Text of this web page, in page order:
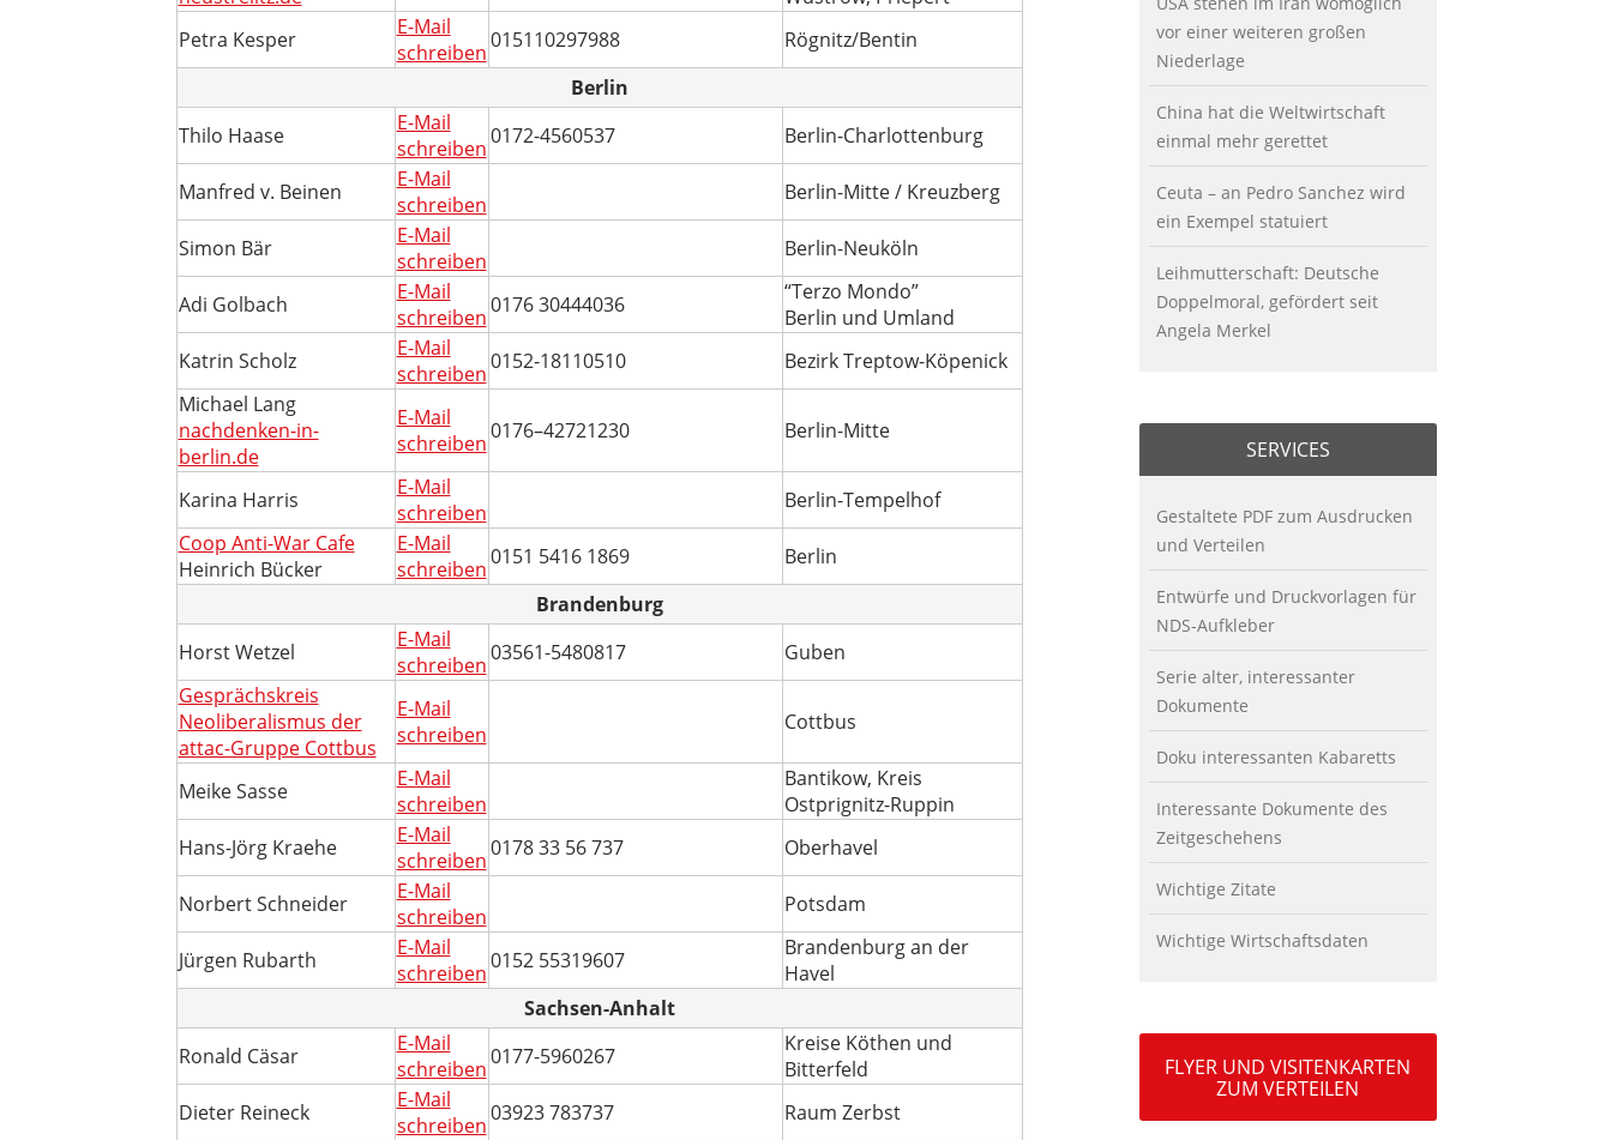
Petra Kesper
E-Mail
schreiben015110297988
Rögnitz/Bentin
Berlin
Thilo Haase
E-Mail
schreiben0172-4560537 Berlin-Charlottenburg
Manfred v. Beinen
E-Mail
schreiben
Berlin-Mitte / Kreuzberg
Simon Bär
E-Mail
schreiben
Berlin-Neuköln
Adi Golbach
E-Mail
schreiben0176 30444036
“Terzo Mondo”
Berlin und Umland
Katrin Scholz
E-Mail
schreiben0152-18110510
Bezirk Treptow-Köpenick
Michael Lang
nachdenken-in-
berlin.de
E-Mail
schreiben0176–42721230 Berlin-Mitte
Karina Harris
E-Mail
schreiben
Berlin-Tempelhof
Coop Anti-War Cafe
Heinrich Bücker
E-Mail
schreiben0151 5416 1869
Berlin
Brandenburg
Horst Wetzel
E-Mail
schreiben03561-5480817
Guben
Gesprächskreis
Neoliberalismus der
attac-Gruppe Cottbus
E-Mail
schreiben
Cottbus
Meike Sasse
E-Mail
schreiben
Bantikow, Kreis
Ostprignitz-Ruppin
Hans-Jörg Kraehe
E-Mail
schreiben0178 33 56 737 Oberhavel
Norbert Schneider
E-Mail
schreiben
Potsdam
Jürgen Rubarth
E-Mail
schreiben0152 55319607
Brandenburg an der
Havel
Sachsen-Anhalt
Ronald Cäsar
E-Mail
schreiben0177-5960267
Kreise Köthen und
Bitterfeld
Dieter Reineck
E-Mail
schreiben03923 783737 Raum Zerbst
vor einer weiteren großen
Niederlage
China hat die Weltwirtschaft
einmal mehr gerettet
Ceuta – an Pedro Sanchez wird
ein Exempel statuiert
Leihmutterschaft: Deutsche
Doppelmoral, gefördert seit
Angela Merkel
SERVICES
Gestaltete PDF zum Ausdrucken
und Verteilen
Entwürfe und Druckvorlagen für
NDS-Aufkleber
Serie alter, interessanter
Dokumente
Doku interessanten Kabaretts
Interessante Dokumente des
Zeitgeschehens
Wichtige Zitate
Wichtige Wirtschaftsdaten
FLYER UND VISITENKARTEN
ZUM VERTEILEN